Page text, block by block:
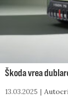
Škoda vrea
13.03.2025